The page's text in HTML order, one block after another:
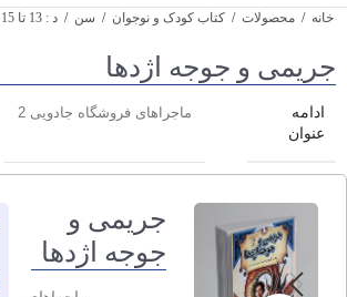
خانه / محصولات / کتاب کودک و نوجوان / سن / د : 13 تا 15 سال
جریمی و جوجه اژدها
ادامه
عنوان
ماجراهای فروشگاه جادویی 2
جریمی و
جوجه اژدها